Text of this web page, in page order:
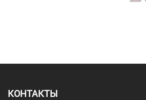
КОНТАКТЫ